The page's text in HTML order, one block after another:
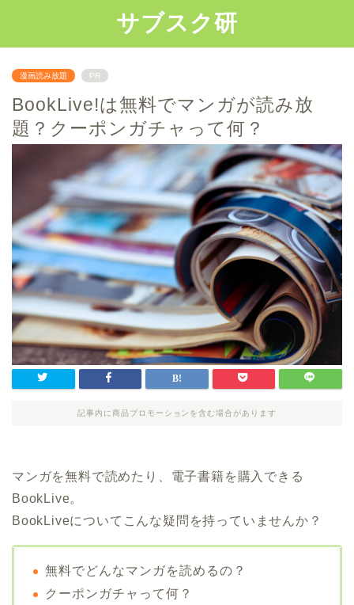
サブスク研
漫画読み放題 PR
BookLive!は無料でマンガが読み放
題？クーポンガチャって何？
記事内に商品プロモーションを含む場合があります
マンガを無料で読めたり、電子書籍を購入できる
BookLive。
BookLiveについてこんな疑問を持っていませんか？
無料でどんなマンガを読めるの？
クーポンガチャって何？